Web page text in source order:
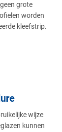
grote
worden
kleefstrip.
wijze
kunnen